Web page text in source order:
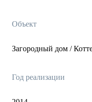
Объект
Загородный дом /
Год реализации